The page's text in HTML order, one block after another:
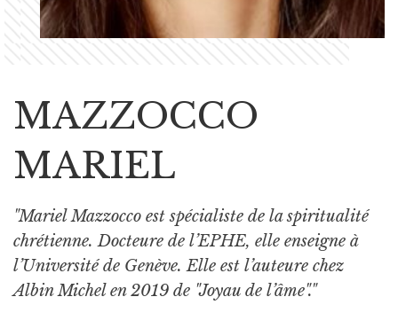
MAZZOCCO
MARIEL
"Mariel Mazzocco est spécialiste de la spiritualité
chrétienne. Docteure de l’EPHE, elle enseigne à
l’Université de Genève. Elle est l’auteure chez
Albin Michel en 2019 de "Joyau de l’âme"."